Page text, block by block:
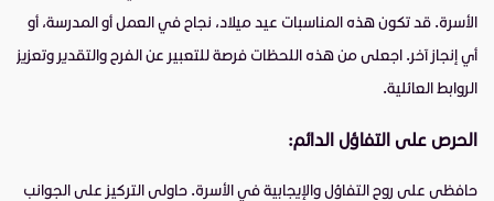
الأسرة. قد تكون هذه المناسبات عيد ميلاد، نجاح في العمل أو المدرسة، أو
أي إنجاز آخر. اجعلى من هذه اللحظات فرصة للتعبير عن الفرح والتقدير وتعزيز
الروابط العائلية.
الحرص على التفاؤل الدائم:
حافظى على روح التفاؤل والإيجابية في الأسرة. حاولى التركيز على الجوانب